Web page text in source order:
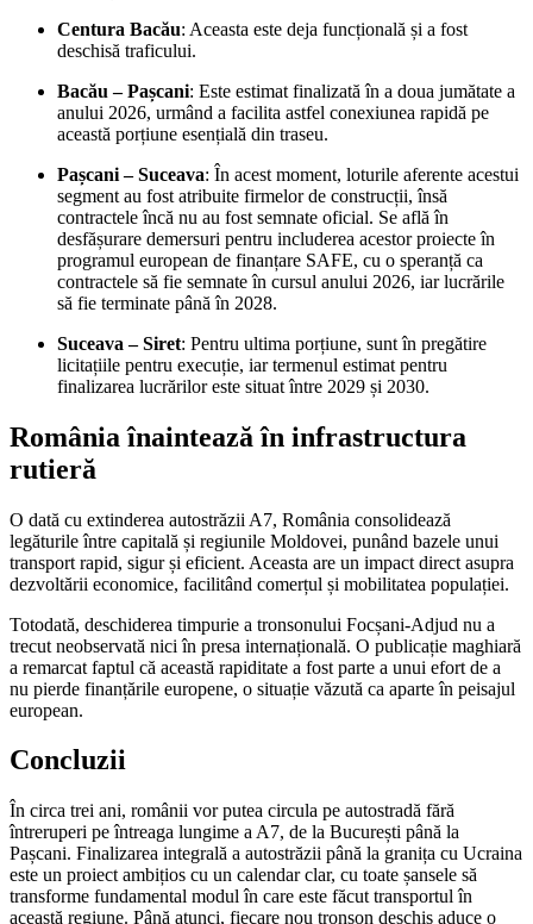
Centura Bacău: Aceasta este deja funcțională și a fost
deschisă traficului.
Bacău – Pașcani: Este estimat finalizată în a doua jumătate a
anului 2026, urmând a facilita astfel conexiunea rapidă pe
această porțiune esențială din traseu.
Pașcani – Suceava: În acest moment, loturile aferente acestui
segment au fost atribuite firmelor de construcții, însă
contractele încă nu au fost semnate oficial. Se află în
desfășurare demersuri pentru includerea acestor proiecte în
programul european de finanțare SAFE, cu o speranță ca
contractele să fie semnate în cursul anului 2026, iar lucrările
să fie terminate până în 2028.
Suceava – Siret: Pentru ultima porțiune, sunt în pregătire
licitațiile pentru execuție, iar termenul estimat pentru
finalizarea lucrărilor este situat între 2029 și 2030.
România înaintează în infrastructura
rutieră
O dată cu extinderea autostrăzii A7, România consolidează
legăturile între capitală și regiunile Moldovei, punând bazele unui
transport rapid, sigur și eficient. Aceasta are un impact direct asupra
dezvoltării economice, facilitând comerțul și mobilitatea populației.
Totodată, deschiderea timpurie a tronsonului Focșani-Adjud nu a
trecut neobservată nici în presa internațională. O publicație maghiară
a remarcat faptul că această rapiditate a fost parte a unui efort de a
nu pierde finanțările europene, o situație văzută ca aparte în peisajul
european.
Concluzii
În circa trei ani, românii vor putea circula pe autostradă fără
întreruperi pe întreaga lungime a A7, de la București până la
Pașcani. Finalizarea integrală a autostrăzii până la granița cu Ucraina
este un proiect ambițios cu un calendar clar, cu toate șansele să
transforme fundamental modul în care este făcut transportul în
această regiune. Până atunci, fiecare nou tronson deschis aduce o